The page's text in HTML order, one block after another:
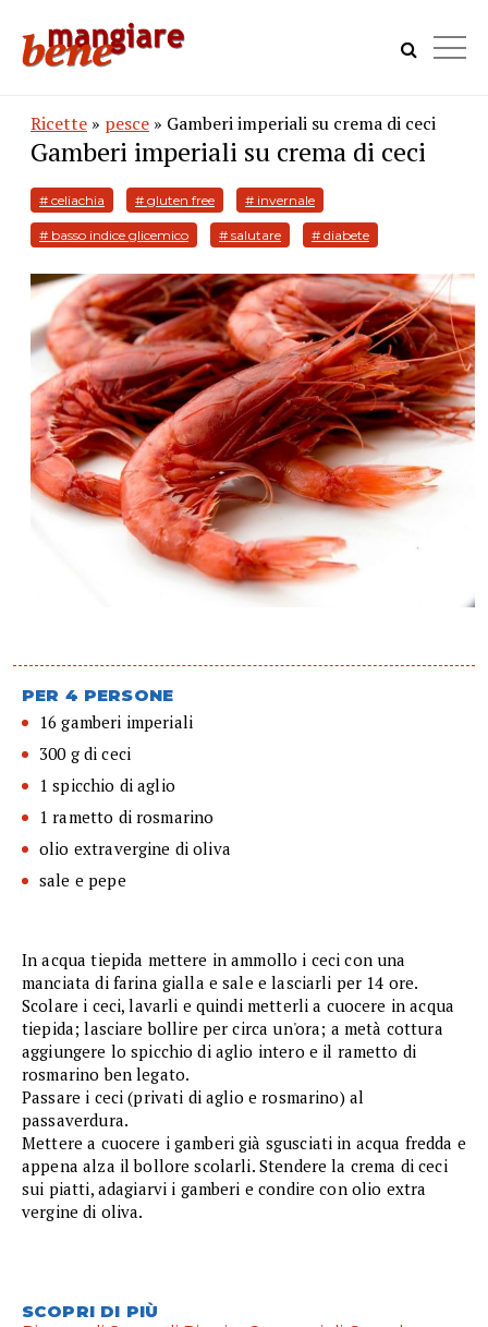
Ricette » pesce » Gamberi imperiali su crema di ceci
Gamberi imperiali su crema di ceci
# celiachia # gluten free # invernale
# basso indice glicemico # salutare # diabete
PER 4 PERSONE
16 gamberi imperiali
300 g di ceci
1 spicchio di aglio
1 rametto di rosmarino
olio extravergine di oliva
sale e pepe
In acqua tiepida mettere in ammollo i ceci con una
manciata di farina gialla e sale e lasciarli per 14 ore.
Scolare i ceci, lavarli e quindi metterli a cuocere in acqua
tiepida; lasciare bollire per circa un'ora; a metà cottura
aggiungere lo spicchio di aglio intero e il rametto di
rosmarino ben legato.
Passare i ceci (privati di aglio e rosmarino) al
passaverdura.
Mettere a cuocere i gamberi già sgusciati in acqua fredda e
appena alza il bollore scolarli. Stendere la crema di ceci
sui piatti, adagiarvi i gamberi e condire con olio extra
vergine di oliva.
SCOPRI DI PIÙ